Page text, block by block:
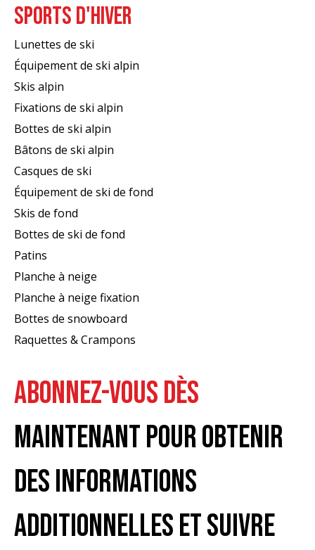
SPORTS D'HIVER
Lunettes de ski
Équipement de ski alpin
Skis alpin
Fixations de ski alpin
Bottes de ski alpin
Bâtons de ski alpin
Casques de ski
Équipement de ski de fond
Skis de fond
Bottes de ski de fond
Patins
Planche à neige
Planche à neige fixation
Bottes de snowboard
Raquettes & Crampons
ABONNEZ-VOUS DÈS
MAINTENANT POUR OBTENIR
DES INFORMATIONS
ADDITIONNELLES ET SUIVRE